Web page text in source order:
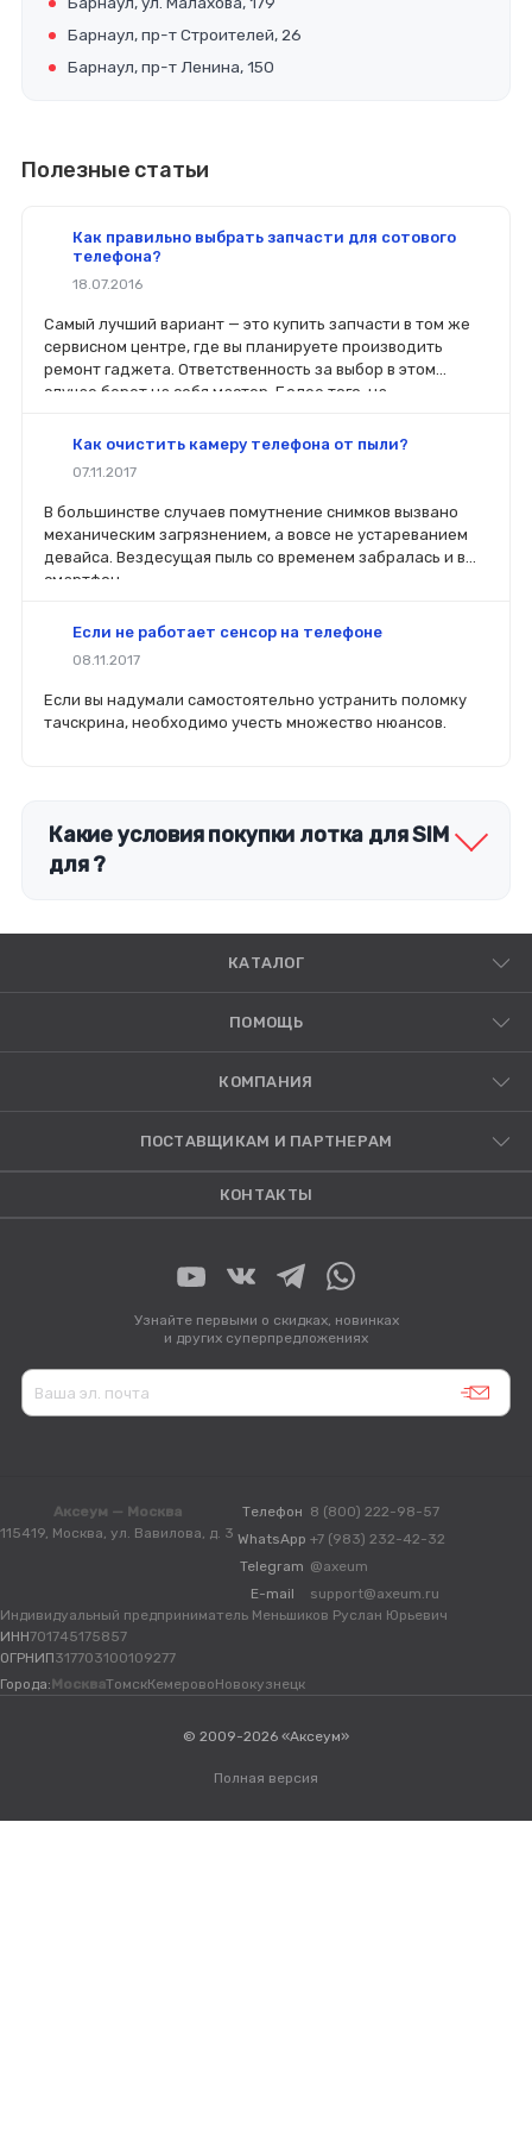
Барнаул, пр-т Строителей, 26
Барнаул, пр-т Ленина, 150
Полезные статьи
Как правильно выбрать запчасти для сотового
телефона?
18.07.2016
Самый лучший вариант — это купить запчасти в том же
сервисном центре, где вы планируете производить
ремонт гаджета. Ответственность за выбор в этом
случае берет на себя мастер. Более того, на
вы планируете делать ремонт самостоятельно, то выбор
перед покупкой нового модуля старый был в руках. Так
легче сориентироваться в разъемах, элементах
крепления, электрических параметрах и прочих
характеристиках.
Как очистить камеру телефона от пыли?
07.11.2017
В большинстве случаев помутнение снимков вызвано
механическим загрязнением, а вовсе не устареванием
девайса. Вездесущая пыль со временем забралась и в
смартфон.
Если не работает сенсор на телефоне
08.11.2017
Если вы надумали самостоятельно устранить поломку
тачскрина, необходимо учесть множество нюансов.
Какие условия покупки лотка для SIM
для ?
КАТАЛОГ
ПОМОЩЬ
КОМПАНИЯ
ПОСТАВЩИКАМ И ПАРТНЕРАМ
КОНТАКТЫ
Узнайте первыми о скидках, новинках
и других суперпредложениях
Аксеум — Москва
115419, Москва, ул. Вавилова, д. 3
Телефон 8 (800) 222-98-57
WhatsApp +7 (983) 232-42-32
Telegram @axeum
E-mail
support@axeum.ru
Индивидуальный предприниматель Меньшиков Руслан Юрьевич
ИНН701745175857
ОГРНИП317703100109277
Города: МоскваТомскКемеровоНовокузнецк
© 2009-2026 «Аксеум»
Полная версия